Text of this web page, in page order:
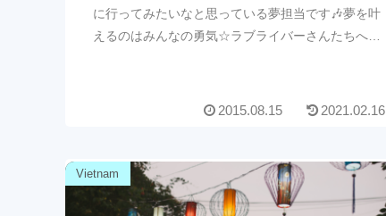
に行ってみたいなと思っている夢担当です🎶夢を叶
えるのはみんなの勇気☆ラブライバーさんたちへ。
2015.08.15 2021.02.16
Vietnam